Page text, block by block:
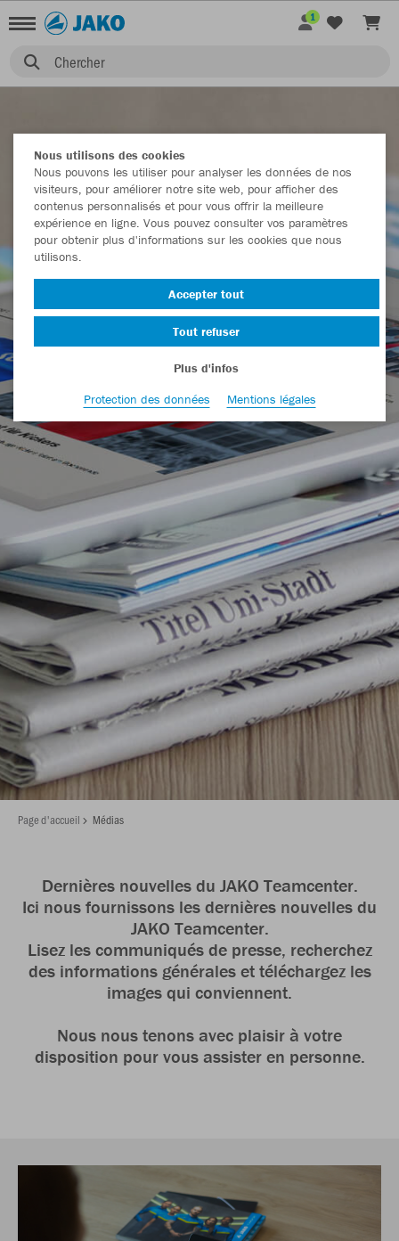
Chercher
1
MÉDIAS
Page d'accueil Médias
Dernières nouvelles du JAKO Teamcenter.
Ici nous fournissons les dernières nouvelles du
JAKO Teamcenter.
Lisez les communiqués de presse, recherchez
des informations générales et téléchargez les
images qui conviennent.
Nous nous tenons avec plaisir à votre
disposition pour vous assister en personne.
Nous utilisons des cookies
Nous pouvons les utiliser pour analyser les données de nos
visiteurs, pour améliorer notre site web, pour afficher des
contenus personnalisés et pour vous offrir la meilleure
expérience en ligne. Vous pouvez consulter vos paramètres
pour obtenir plus d'informations sur les cookies que nous
utilisons.
Accepter tout
Tout refuser
Plus d'infos
Protection des données
Mentions légales